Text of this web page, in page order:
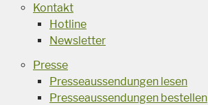
Kontakt
Hotline
Newsletter
Presse
Presseaussendungen lesen
Presseaussendungen bestellen